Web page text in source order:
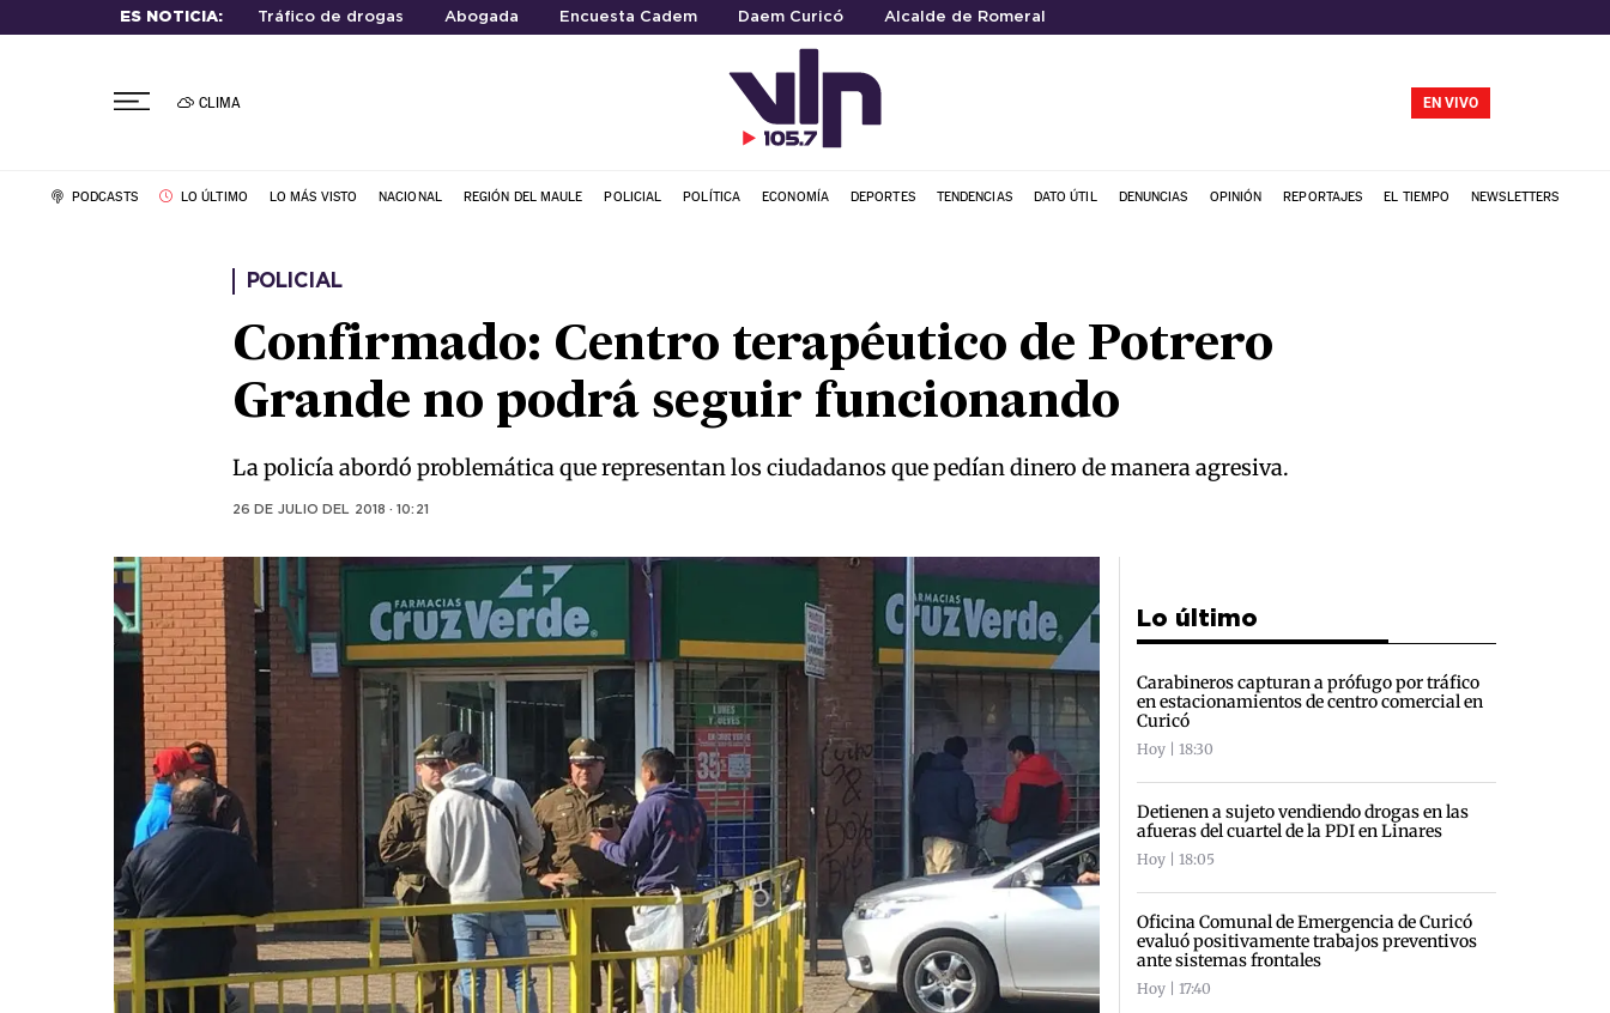
ES NOTICIA: Tráfico de drogas Abogada Encuesta Cadem Daem Curicó Alcalde de Romeral
CLIMA EN VIVO
PODCASTS LO ÚLTIMO LO MÁS VISTO NACIONAL REGIÓN DEL MAULE POLICIAL POLÍTICA ECONOMÍA DEPORTES TENDENCIAS DATO ÚTIL DENUNCIAS OPINIÓN REPORTAJES EL TIEMPO NEWSLETTERS
POLICIAL
Confirmado: Centro terapéutico de Potrero
Grande no podrá seguir funcionando
La policía abordó problemática que representan los ciudadanos que pedían dinero de manera agresiva.
26 DE JULIO DEL 2018 · 10:21
Lo último
Carabineros capturan a prófugo por tráfico
en estacionamientos de centro comercial en
Curicó
Hoy | 18:30
Detienen a sujeto vendiendo drogas en las
afueras del cuartel de la PDI en Linares
Hoy | 18:05
Oficina Comunal de Emergencia de Curicó
evaluó positivamente trabajos preventivos
ante sistemas frontales
Hoy | 17:40